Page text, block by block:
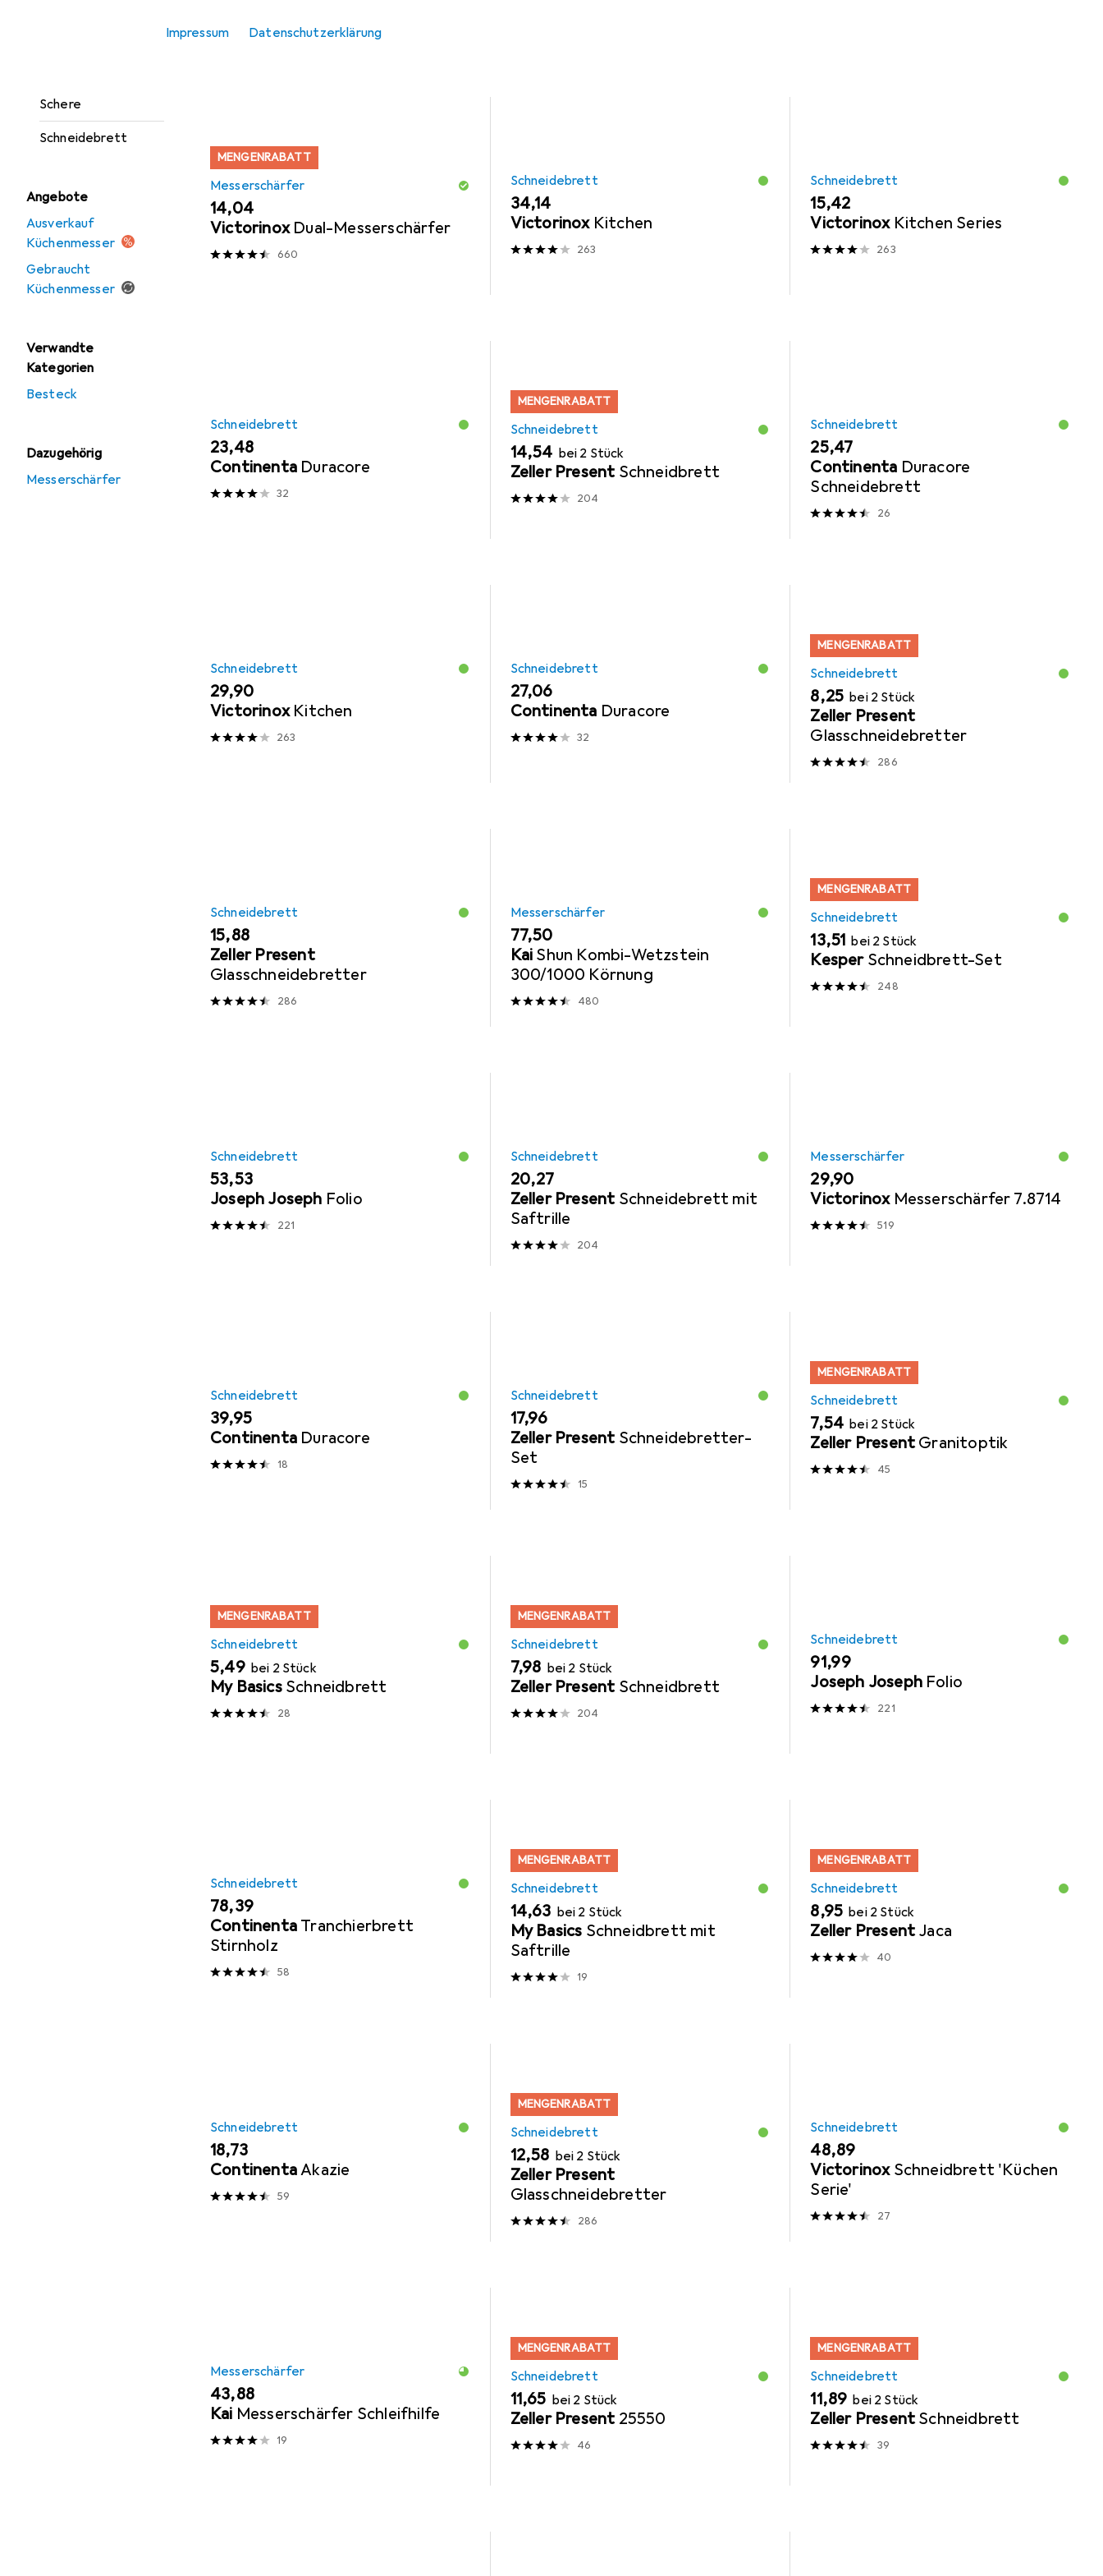
Impressum Datenschutzerklärung
Schere
Schneidebrett
Angebote
Ausverkauf
Küchenmesser
Gebraucht
Küchenmesser
Verwandte
Kategorien
Besteck
Dazugehörig
Messerschärfer
MENGENRABATT
Messerschärfer
EUR
14,04
Victorinox Dual-Messerschärfer
660
Schneidebrett
EUR
34,14
Victorinox Kitchen
263
Schneidebrett
EUR
15,42
Victorinox Kitchen Series
263
Schneidebrett
EUR
23,48
Continenta Duracore
32
MENGENRABATT
Schneidebrett
EUR
14,54 bei 2 Stück
Zeller Present Schneidbrett
204
Schneidebrett
EUR
25,47
Continenta Duracore
Schneidebrett
26
Schneidebrett
EUR
29,90
Victorinox Kitchen
263
Schneidebrett
EUR
27,06
Continenta Duracore
32
MENGENRABATT
Schneidebrett
EUR
8,25 bei 2 Stück
Zeller Present
Glasschneidebretter
286
Schneidebrett
EUR
15,88
Zeller Present
Glasschneidebretter
286
Messerschärfer
EUR
77,50
Kai Shun Kombi-Wetzstein
300/1000 Körnung
480
MENGENRABATT
Schneidebrett
EUR
13,51 bei 2 Stück
Kesper Schneidbrett-Set
248
Schneidebrett
EUR
53,53
Joseph Joseph Folio
221
Schneidebrett
EUR
20,27
Zeller Present Schneidebrett mit
Saftrille
204
Messerschärfer
EUR
29,90
Victorinox Messerschärfer 7.8714
519
Schneidebrett
EUR
39,95
Continenta Duracore
18
Schneidebrett
EUR
17,96
Zeller Present Schneidebretter-
Set
15
MENGENRABATT
Schneidebrett
EUR
7,54 bei 2 Stück
Zeller PresentGranitoptik
45
MENGENRABATT
Schneidebrett
EUR
5,49 bei 2 Stück
My Basics Schneidbrett
28
MENGENRABATT
Schneidebrett
EUR
7,98 bei 2 Stück
Zeller Present Schneidbrett
204
Schneidebrett
EUR
91,99
Joseph Joseph Folio
221
Schneidebrett
EUR
78,39
Continenta Tranchierbrett
Stirnholz
58
MENGENRABATT
Schneidebrett
EUR
14,63 bei 2 Stück
My Basics Schneidbrett mit
Saftrille
19
MENGENRABATT
Schneidebrett
EUR
8,95 bei 2 Stück
Zeller PresentJaca
40
Schneidebrett
EUR
18,73
ContinentaAkazie
59
MENGENRABATT
Schneidebrett
EUR
12,58 bei 2 Stück
Zeller Present
Glasschneidebretter
286
Schneidebrett
EUR
48,89
Victorinox Schneidbrett 'Küchen
Serie'
27
Messerschärfer
EUR
43,88
Kai Messerschärfer Schleifhilfe
19
MENGENRABATT
Schneidebrett
EUR
11,65 bei 2 Stück
Zeller Present 25550
46
MENGENRABATT
Schneidebrett
EUR
11,89 bei 2 Stück
Zeller PresentSchneidbrett
39